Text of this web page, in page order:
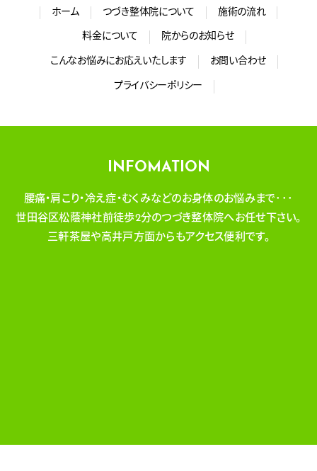
ホーム つづき整体院について 施術の流れ
料金について 院からのお知らせ
こんなお悩みにお応えいたします お問い合わせ
プライバシーポリシー
INFOMATION
腰痛・肩こり・冷え症・むくみなどのお身体のお悩みまで･･･
世田谷区松蔭神社前徒歩2分のつづき整体院へお任せ下さい。
三軒茶屋や高井戸方面からもアクセス便利です。